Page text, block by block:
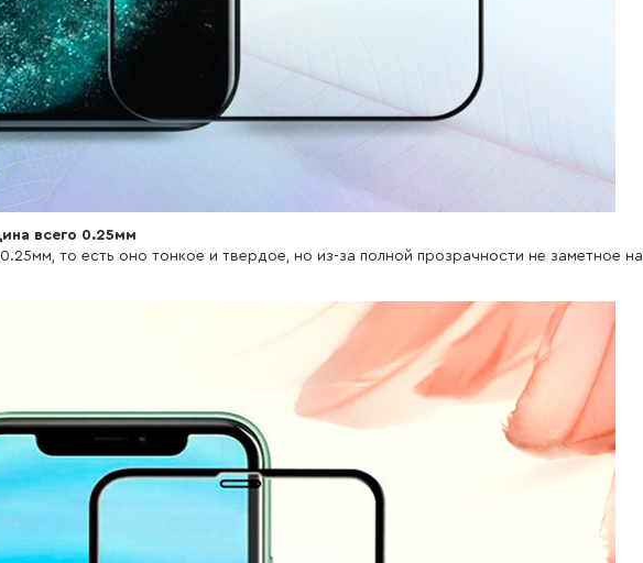
всего 0.25мм
то есть оно тонкое и твердое, но из-за полной прозрачности не заметное на